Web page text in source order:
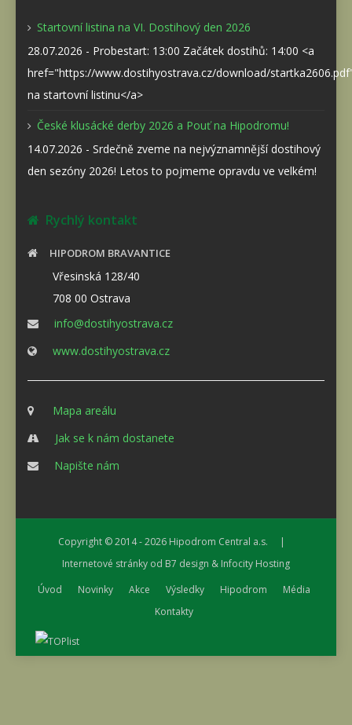
Startovní listina na VI. Dostihový den 2026
28.07.2026 - Probestart: 13:00 Začátek dostihů: 14:00 <a
href="https://www.dostihyostrava.cz/download/
na startovní listinu</a>
České klusácké derby 2026 a Pouť na Hipodromu!
14.07.2026 - Srdečně zveme na nejvýznamnější dostihový
den sezóny 2026! Letos to pojmeme opravdu ve velkém!
Rychlý kontakt
HIPODROM BRAVANTICE
Vřesinská 128/40
708 00 Ostrava
info@dostihyostrava.cz
www.dostihyostrava.cz
Mapa areálu
Jak se k nám dostanete
Napište nám
Copyright © 2014 - 2026 Hipodrom Central a.s. |
Internetové stránky od B7 design & Infocity Hosting
Úvod
Novinky Akce Výsledky Hipodrom
Média
Kontakty